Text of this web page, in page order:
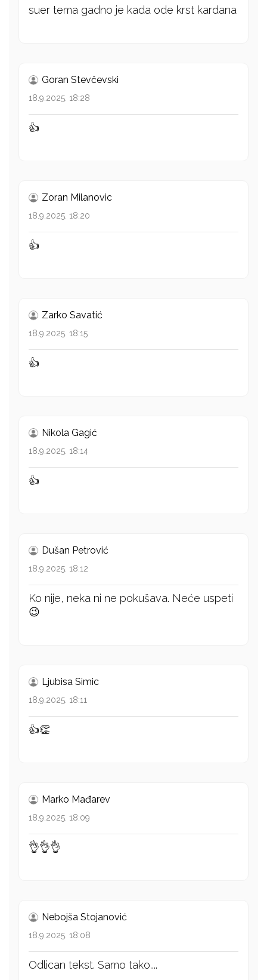
suer tema gadno je kada ode krst kardana
Goran Stevčevski
18.9.2025. 18:28
👍
Zoran Milanovic
18.9.2025. 18:20
👍
Zarko Savatić
18.9.2025. 18:15
👍
Nikola Gagić
18.9.2025. 18:14
👍
Dušan Petrović
18.9.2025. 18:12
Ko nije, neka ni ne pokušava. Neće uspeti
😉
Ljubisa Simic
18.9.2025. 18:11
👍👏
Marko Mađarev
18.9.2025. 18:09
👌👌👌
Nebojša Stojanović
18.9.2025. 18:08
Odlican tekst. Samo tako....